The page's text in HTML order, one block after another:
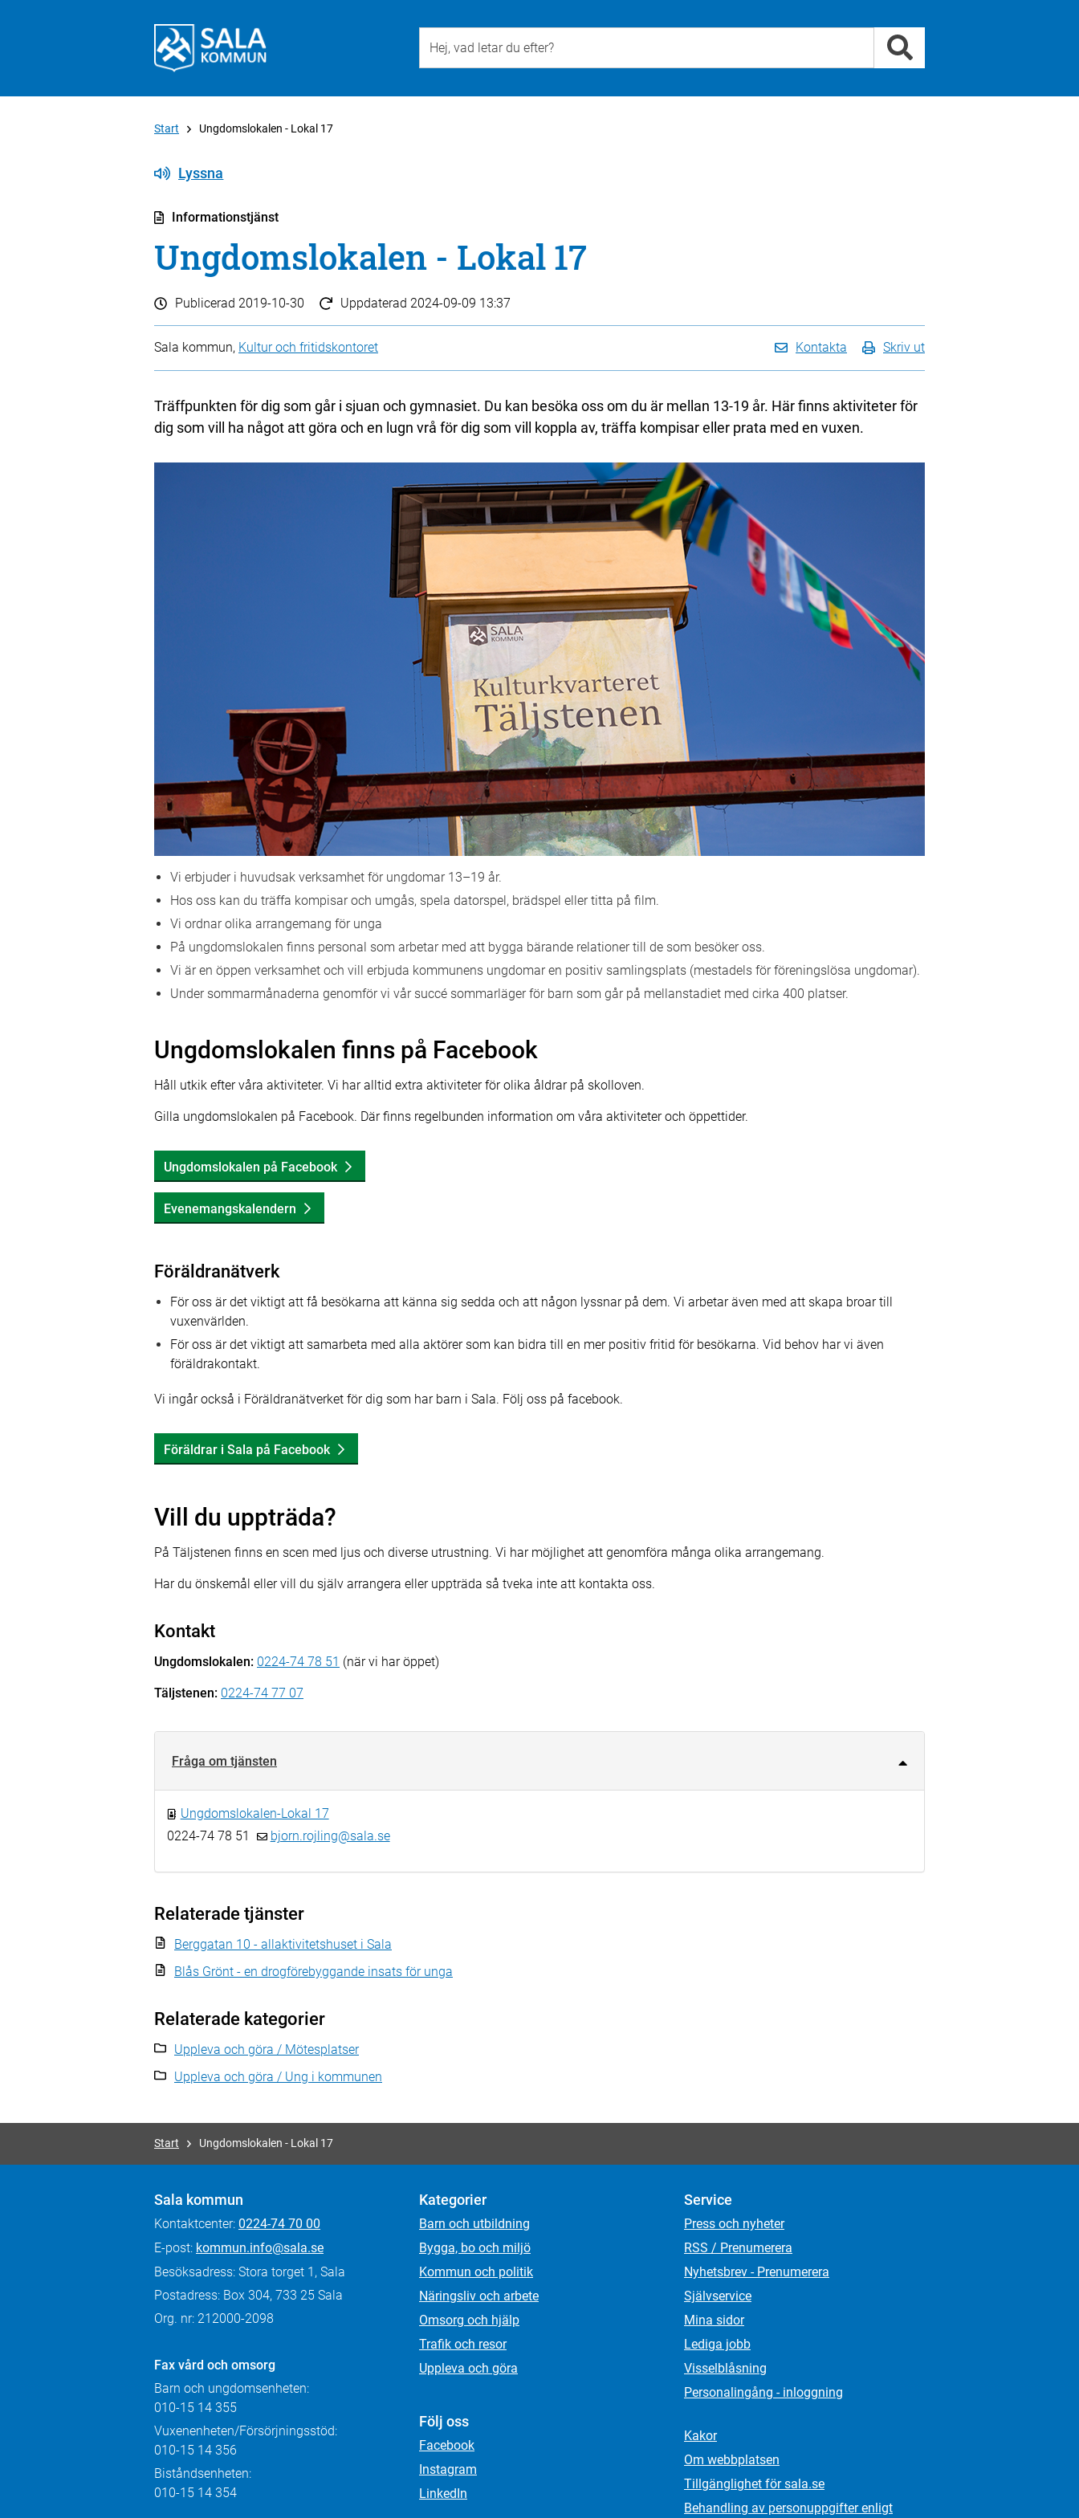
Start Ungdomslokalen - Lokal 17
Lyssna
Informationstjänst
Ungdomslokalen - Lokal 17
Publicerad 2019-10-30 Uppdaterad 2024-09-09 13:37
Sala kommun, Kultur och fritidskontoret Kontakta Skriv ut
Träffpunkten för dig som går i sjuan och gymnasiet. Du kan besöka oss om du är mellan 13-19 år. Här finns aktiviteter för
dig som vill ha något att göra och en lugn vrå för dig som vill koppla av, träffa kompisar eller prata med en vuxen.
Vi erbjuder i huvudsak verksamhet för ungdomar 13–19 år.
Hos oss kan du träffa kompisar och umgås, spela datorspel, brädspel eller titta på film.
Vi ordnar olika arrangemang för unga
På ungdomslokalen finns personal som arbetar med att bygga bärande relationer till de som besöker oss.
Vi är en öppen verksamhet och vill erbjuda kommunens ungdomar en positiv samlingsplats (mestadels för föreningslösa ungdomar).
Under sommarmånaderna genomför vi vår succé sommarläger för barn som går på mellanstadiet med cirka 400 platser.
Ungdomslokalen finns på Facebook
Håll utkik efter våra aktiviteter. Vi har alltid extra aktiviteter för olika åldrar på skolloven.
Gilla ungdomslokalen på Facebook. Där finns regelbunden information om våra aktiviteter och öppettider.
Ungdomslokalen på Facebook
Evenemangskalendern
Föräldranätverk
För oss är det viktigt att få besökarna att känna sig sedda och att någon lyssnar på dem. Vi arbetar även med att skapa broar till
vuxenvärlden.
För oss är det viktigt att samarbeta med alla aktörer som kan bidra till en mer positiv fritid för besökarna. Vid behov har vi även
föräldrakontakt.
Vi ingår också i Föräldranätverket för dig som har barn i Sala. Följ oss på facebook.
Föräldrar i Sala på Facebook
Vill du uppträda?
På Täljstenen finns en scen med ljus och diverse utrustning. Vi har möjlighet att genomföra många olika arrangemang.
Har du önskemål eller vill du själv arrangera eller uppträda så tveka inte att kontakta oss.
Kontakt
Ungdomslokalen: 0224-74 78 51 (när vi har öppet)
Täljstenen: 0224-74 77 07
Fråga om tjänsten
Ungdomslokalen-Lokal 17
0224-74 78 51
bjorn.rojling@sala.se
Relaterade tjänster
Berggatan 10 - allaktivitetshuset i Sala
Blås Grönt - en drogförebyggande insats för unga
Relaterade kategorier
Uppleva och göra / Mötesplatser
Uppleva och göra / Ung i kommunen
Start Ungdomslokalen - Lokal 17
Sala kommun
Kontaktcenter: 0224-74 70 00
E-post: kommun.info@sala.se
Besöksadress: Stora torget 1, Sala
Postadress: Box 304, 733 25 Sala
Org. nr: 212000-2098
Fax vård och omsorg
Barn och ungdomsenheten:
010-15 14 355
Vuxenenheten/Försörjningsstöd:
010-15 14 356
Biståndsenheten:
010-15 14 354
Kategorier
Barn och utbildning
Bygga, bo och miljö
Kommun och politik
Näringsliv och arbete
Omsorg och hjälp
Trafik och resor
Uppleva och göra
Följ oss
Facebook
Instagram
LinkedIn
Service
Press och nyheter
RSS / Prenumerera
Nyhetsbrev - Prenumerera
Självservice
Mina sidor
Lediga jobb
Visselblåsning
Personalingång - inloggning
Kakor
Om webbplatsen
Tillgänglighet för sala.se
Behandling av personuppgifter enligt